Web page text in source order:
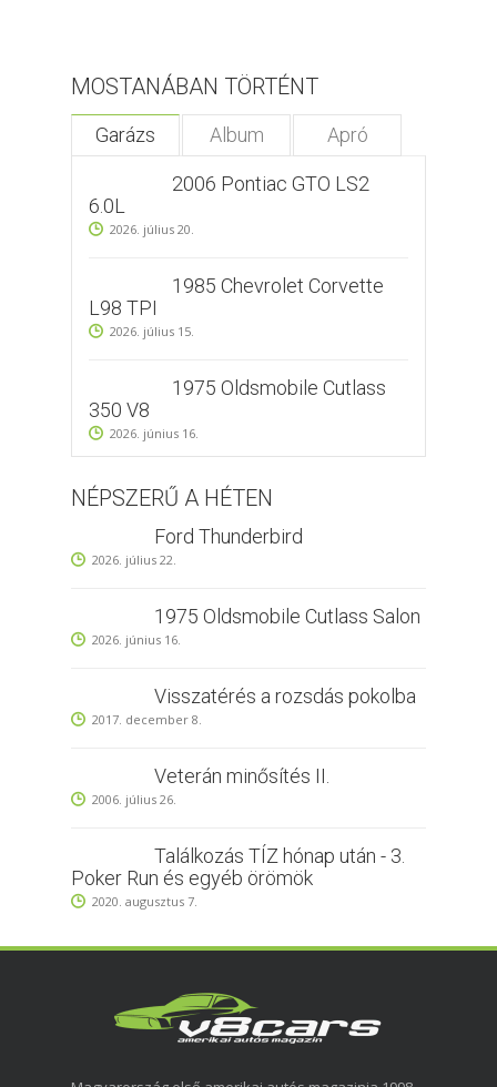
MOSTANÁBAN TÖRTÉNT
Garázs Album Apró
2006 Pontiac GTO LS2
6.0L
2026. július 20.
1985 Chevrolet Corvette
L98 TPI
2026. július 15.
1975 Oldsmobile Cutlass
350 V8
2026. június 16.
NÉPSZERŰ A HÉTEN
Ford Thunderbird
2026. július 22.
1975 Oldsmobile Cutlass Salon
2026. június 16.
Visszatérés a rozsdás pokolba
2017. december 8.
Veterán minősítés II.
2006. július 26.
Találkozás TÍZ hónap után - 3.
Poker Run és egyéb örömök
2020. augusztus 7.